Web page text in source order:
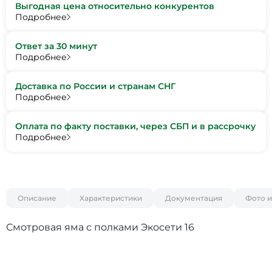
Выгодная цена относительно конкурентов
Подробнее
Ответ за 30 минут
Подробнее
Доставка по России и странам СНГ
Подробнее
Оплата по факту поставки, через СБП и в рассрочку
Подробнее
Описание Характеристики Документация Фото
Смотровая яма с полками Экосети 16